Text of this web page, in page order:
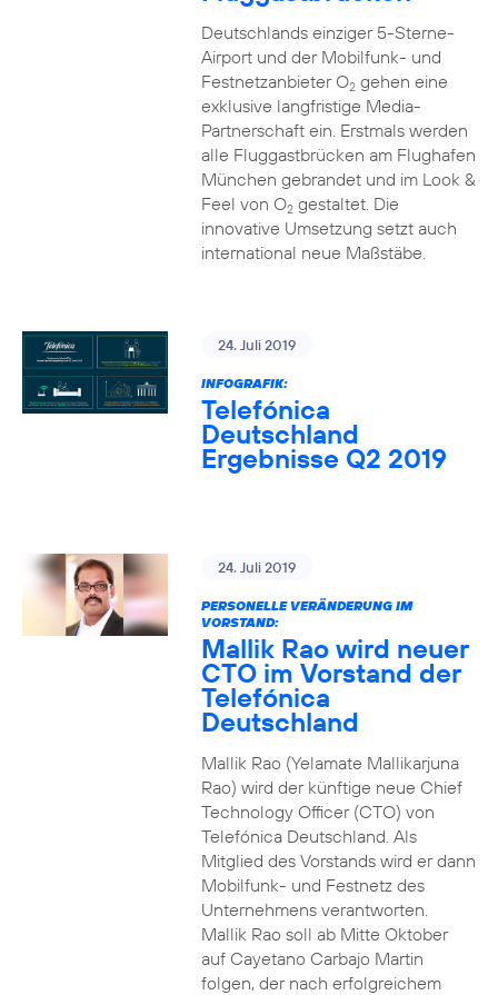
Deutschlands einziger 5-Sterne-
Airport und der Mobilfunk- und
Festnetzanbieter O2gehen eine
exklusive langfristige Media-
Partnerschaft ein. Erstmals werden
alle Fluggastbrücken am Flughafen
München gebrandet und im Look &
Feel von O2gestaltet. Die
innovative Umsetzung setzt auch
international neue Maßstäbe.
24. Juli 2019
INFOGRAFIK:
Telefónica
Deutschland
Ergebnisse Q2 2019
24. Juli 2019
PERSONELLE VERÄNDERUNG IM
VORSTAND:
Mallik Rao wird neuer
CTO im Vorstand der
Telefónica
Deutschland
Mallik Rao (Yelamate Mallikarjuna
Rao) wird der künftige neue Chief
Technology Officer (CTO) von
Telefónica Deutschland. Als
Mitglied des Vorstands wird er dann
Mobilfunk- und Festnetz des
Unternehmens verantworten.
Mallik Rao soll ab Mitte Oktober
auf Cayetano Carbajo Martin
folgen, der nach erfolgreichem